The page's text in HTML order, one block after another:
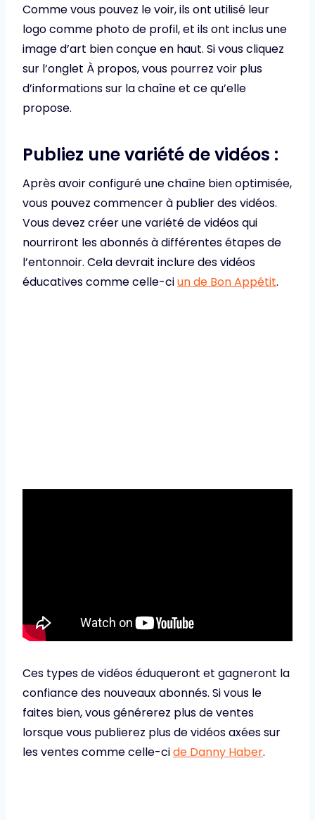
Comme vous pouvez le voir, ils ont utilisé leur
logo comme photo de profil, et ils ont inclus une
image d’art bien conçue en haut. Si vous cliquez
sur l’onglet À propos, vous pourrez voir plus
d’informations sur la chaîne et ce qu’elle
propose.
Publiez une variété de vidéos :
Après avoir configuré une chaîne bien optimisée,
vous pouvez commencer à publier des vidéos.
Vous devez créer une variété de vidéos qui
nourriront les abonnés à différentes étapes de
l’entonnoir. Cela devrait inclure des vidéos
éducatives comme celle-ciun de Bon Appétit.
Ces types de vidéos éduqueront et gagneront la
confiance des nouveaux abonnés. Si vous le
faites bien, vous générerez plus de ventes
lorsque vous publierez plus de vidéos axées sur
les ventes comme celle-cide Danny Haber.